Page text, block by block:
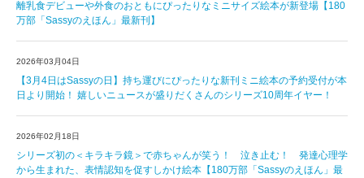
離乳食デビューや外食のおともにぴったりなミニサイズ絵本が新登場【180
万部「Sassyのえほん」最新刊】
2026年03月04日
【3月4日はSassyの日】持ち運びにぴったりな新刊ミニ絵本の予約受付が本
日より開始！ 嬉しいニュースが盛りだくさんのシリーズ10周年イヤー！
2026年02月18日
シリーズ初の＜キラキラ鏡＞で赤ちゃんが笑う！ 泣き止む！ 発達心理学
から生まれた、表情認知を促すしかけ絵本【180万部「Sassyのえほん」最